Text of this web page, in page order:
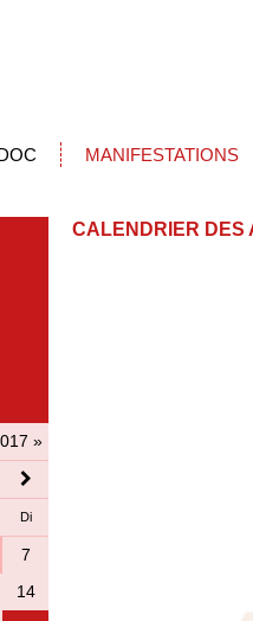
MANIFESTATIONS
»
Di
7
14
CALENDRIER DES